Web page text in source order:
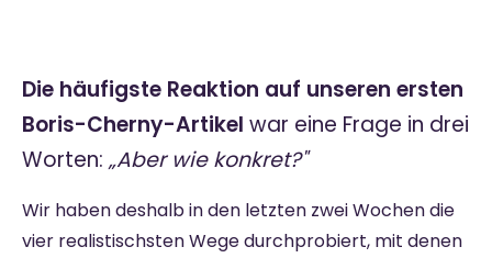
Die häufigste Reaktion auf unseren ersten
Boris-Cherny-Artikel war eine Frage in drei
Worten: „Aber wie konkret?"
Wir haben deshalb in den letzten zwei Wochen die
vier realistischsten Wege durchprobiert, mit denen